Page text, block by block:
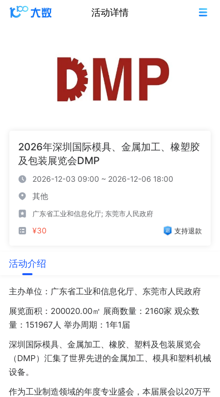
活动详情
2026年深圳国际模具、金属加工、橡塑胶
及包装展览会DMP
2026-12-03 09:00 ~ 2026-12-06 18:00
其他
广东省工业和信息化厅; 东莞市人民政府
¥30 支持退款
活动介绍
主办单位：广东省工业和信息化厅、东莞市人民政府
展览面积：200020.00㎡ 展商数量：2160家 观众数
量：151967人 举办周期：1年1届
深圳国际模具、金属加工、橡胶、塑料及包装展览会
（DMP）汇集了世界先进的金属加工、模具和塑料机械
设备。
作为工业制造领域的年度专业盛会，本届展会以20万平